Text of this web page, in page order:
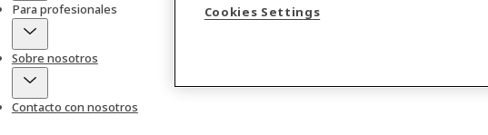
Para profesionales
Sobre nosotros
Contacto con nosotros
Cookies Settings